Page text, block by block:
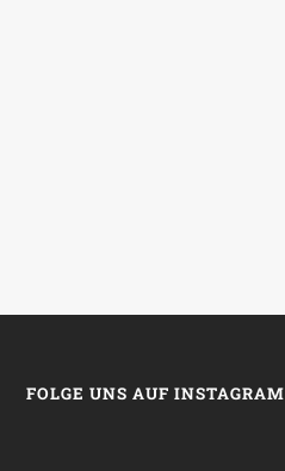
FOLGE UNS AUF INSTAGRAM